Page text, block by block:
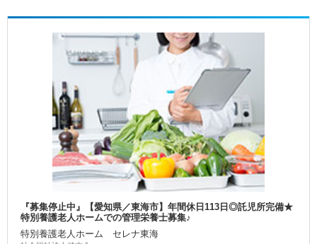
『募集停止中』【愛知県／東海市】年間休日113日◎託児所完備★
特別養護老人ホームでの管理栄養士募集♪
特別養護老人ホーム セレナ東海